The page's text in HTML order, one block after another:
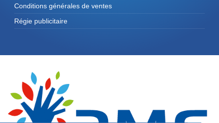
Conditions générales de ventes
Régie publicitaire